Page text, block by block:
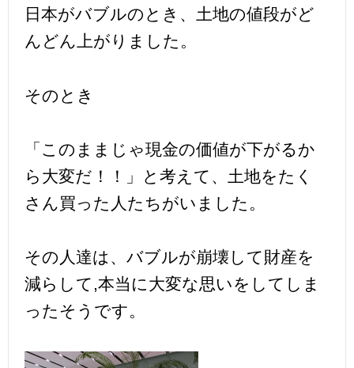
日本がバブルのとき、土地の値段がど
んどん上がりました。
そのとき
「このままじゃ現金の価値が下がるか
ら大変だ！！」と考えて、土地をたく
さん買った人たちがいました。
その人達は、バブルが崩壊して財産を
減らして,本当に大変な思いをしてしま
ったそうです。